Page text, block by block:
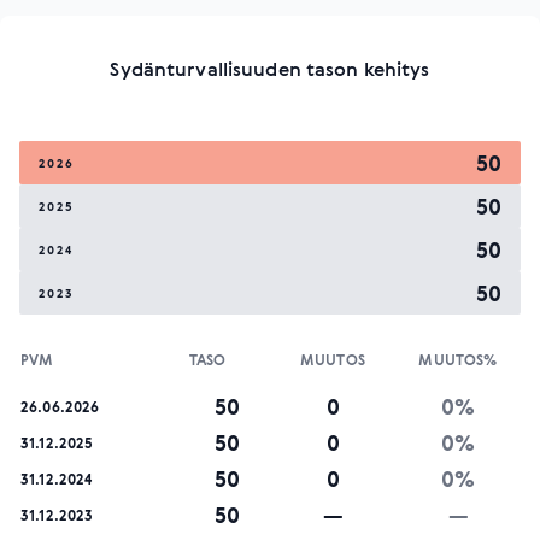
Sydänturvallisuuden tason kehitys
2026 50
2025 50
2024 50
2023 50
PVM TASO MUUTOS MUUTOS%
26.06.2026 50 0 0%
31.12.2025 50 0 0%
31.12.2024 50 0 0%
31.12.2023 50 — —